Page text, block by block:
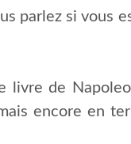
parlez si vous
livre de
encore en